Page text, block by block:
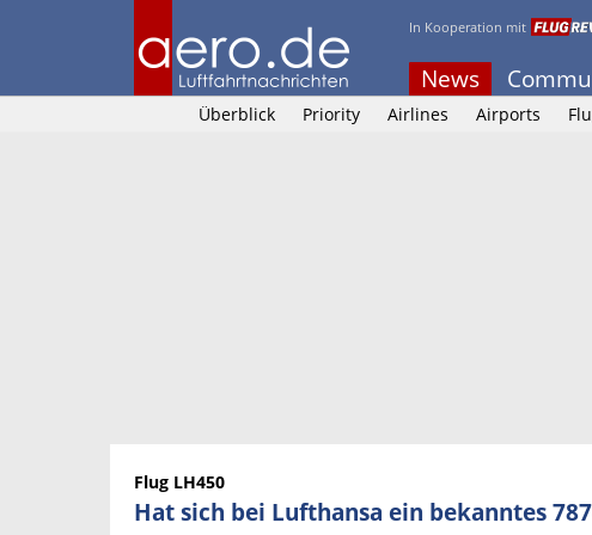
In Kooperation mit
News
Überblick Priority Airlines Airports
Flug LH450
Hat sich bei Lufthansa ein bekanntes